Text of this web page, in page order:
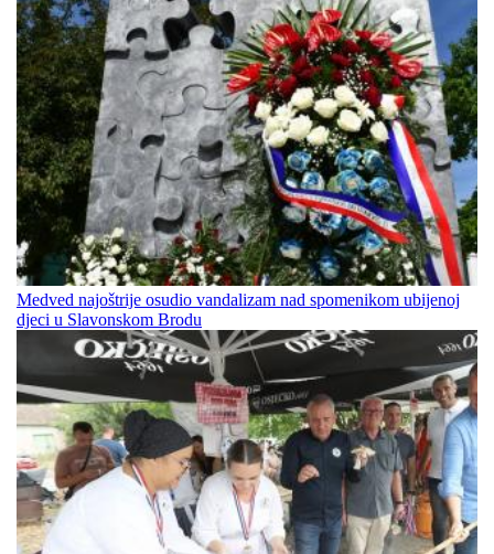
Medved najoštrije osudio vandalizam nad spomenikom ubijenoj
djeci u Slavonskom Brodu